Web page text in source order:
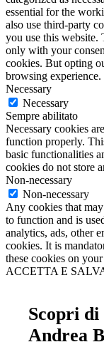
essential for the
also use third-party
you use this website.
only with your
cookies. But opting
browsing experience.
Necessary
Necessary
Sempre abilitato
Necessary cookies
function properly.
basic functionalities
cookies do not store
Non-necessary
Non-necessary
Any cookies that
to function and is
analytics, ads, other
cookies. It is
these cookies on
ACCETTA E
Scopri
Andrea